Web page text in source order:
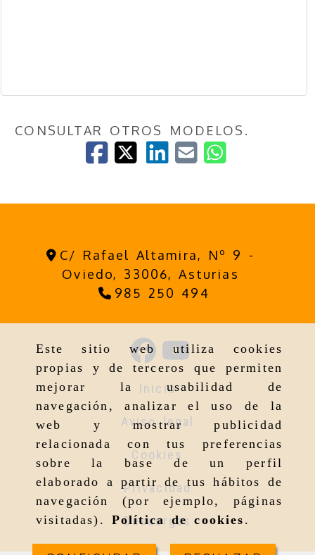
Este sitio web utiliza cookies
propias y de terceros que permiten
mejorar la usabilidad de
navegación, analizar el uso de la
web y mostrar publicidad
relacionada con tus preferencias
sobre la base de un perfil
elaborado a partir de tus hábitos de
navegación (por ejemplo, páginas
visitadas). Política de cookies .
CONSULTAR OTROS MODELOS.
C/ Rafael Altamira, Nº 9 -
Oviedo, 33006,Asturias
985 250 494
Inicio
Aviso legal
Cookies
Privacidad
Descargas